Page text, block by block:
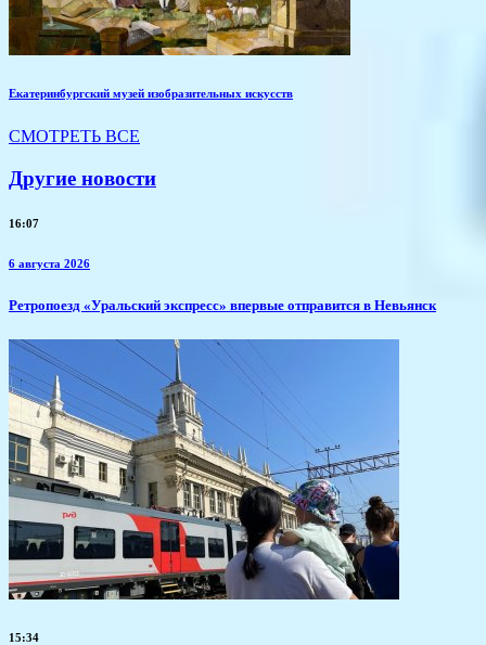
Екатеринбургский музей изобразительных искусств
СМОТРЕТЬ ВСЕ
Другие новости
16:07
6 августа 2026
​Ретропоезд «Уральский экспресс» впервые отправится в Невьянск
15:34